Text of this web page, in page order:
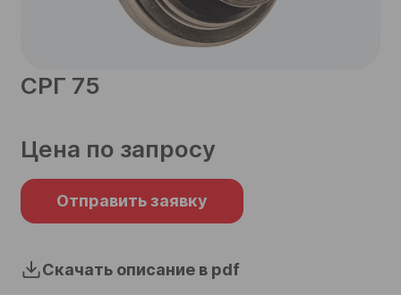
СРГ 75
Цена по запросу
Отправить заявку
Скачать описание в pdf
Согласен на обработку
Отправить
Согласен на обработкуперсональных данных
Отправить